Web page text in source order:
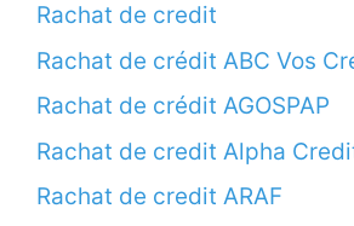
Rachat de credit
Rachat de crédit ABC Vos
Rachat de crédit AGOSPAP
Rachat de credit Alpha
Rachat de credit ARAF